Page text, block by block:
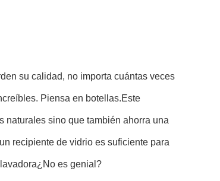
su calidad, no importa cuántas veces
Piensa en botellas.Este
naturales sino que también ahorra una
recipiente de vidrio es suficiente para
es genial?